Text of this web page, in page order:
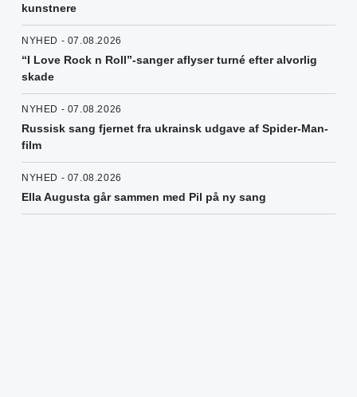
kunstnere
NYHED - 07.08.2026
“I Love Rock n Roll”-sanger aflyser turné efter alvorlig
skade
NYHED - 07.08.2026
Russisk sang fjernet fra ukrainsk udgave af Spider-Man-
film
NYHED - 07.08.2026
Ella Augusta går sammen med Pil på ny sang